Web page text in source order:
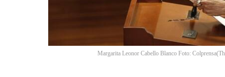
Margarita Leonor Cabello Blanco Foto: Colprensa(